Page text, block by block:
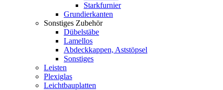
Starkfurnier
Grundierkanten
Sonstiges Zubehör
Dübelstäbe
Lamellos
Abdeckkappen, Aststöpsel
Sonstiges
Leisten
Plexiglas
Leichtbauplatten